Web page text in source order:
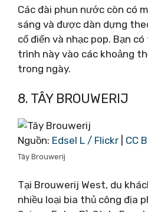
Các đài phun nước còn có
sáng và được dàn dựng
cổ điển và nhạc pop. Bạn
trình này vào các khoảng
trong ngày.
8. TÂY BROUWERIJ
Nguồn: Edsel L / Flickr CC
Tây Brouwerij
Tại Brouwerij West, du
nhiều loại bia thủ công địa